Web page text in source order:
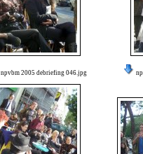
npvbm 2005 debriefing 046.jpg